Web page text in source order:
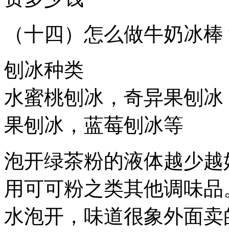
（十四）怎么做牛奶冰棒
刨冰种类
水蜜桃刨冰，奇异果刨
果刨冰，蓝莓刨冰等
泡开绿茶粉的液体越少
用可可粉之类其他调味
水泡开，味道很象外面